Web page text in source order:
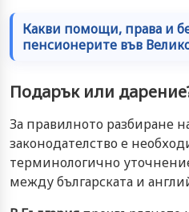
Какви помощи, права и
пенсионерите във
Подарък или
За правилното разбиране
законодателство е
терминологично
между българската и